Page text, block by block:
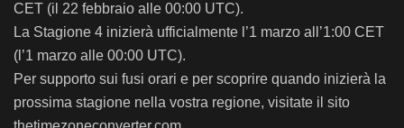
CET (il 22 febbraio alle 00:00 UTC).
La Stagione 4 inizierà ufficialmente l’1 marzo all’1:00 CET
(l’1 marzo alle 00:00 UTC).
Per supporto sui fusi orari e per scoprire quando inizierà la
prossima stagione nella vostra regione, visitate il sito